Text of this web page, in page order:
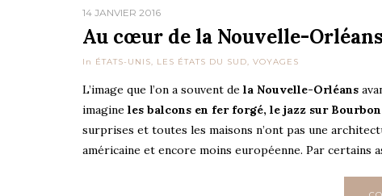
14 JANVIER 2016
Au cœur de la Nouvelle-
In ÉTATS-UNIS, LES ÉTATS DU SUD, VOYAGES
L’image que l’on a souvent de la Nouvelle-Orléans
imagine les balcons en fer forgé, le jazz sur
surprises et toutes les maisons n’ont pas une
américaine et encore moins européenne. Par certains